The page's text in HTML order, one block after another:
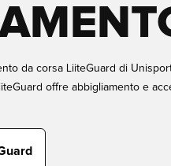
da corsa LiiteGuard di
offre abbigliamento e
e accelerare il recupero.
più intelligente, recupera più